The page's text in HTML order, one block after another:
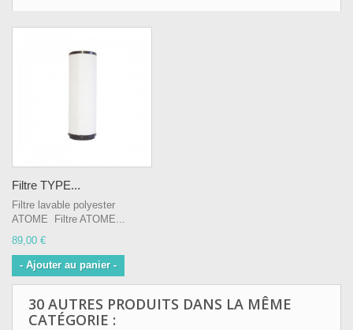
Filtre TYPE...
Filtre lavable polyester
ATOME Filtre ATOME...
89,00 €
- Ajouter au panier -
30 AUTRES PRODUITS DANS LA MÊME
CATÉGORIE :